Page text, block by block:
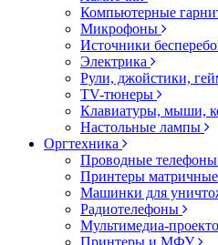
Компьютерные
Микрофоны
Источники
Электрика
Рули, джойстики,
TV-тюнеры
Клавиатуры, мыши,
Настольные лампы
Оргтехника
Проводные телефоны
Принтеры матричные
Машинки для
Радиотелефоны
Мультимедиа-
Принтеры и МФУ